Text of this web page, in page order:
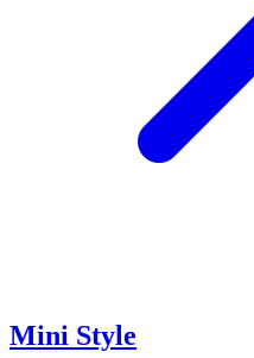
Mini Style